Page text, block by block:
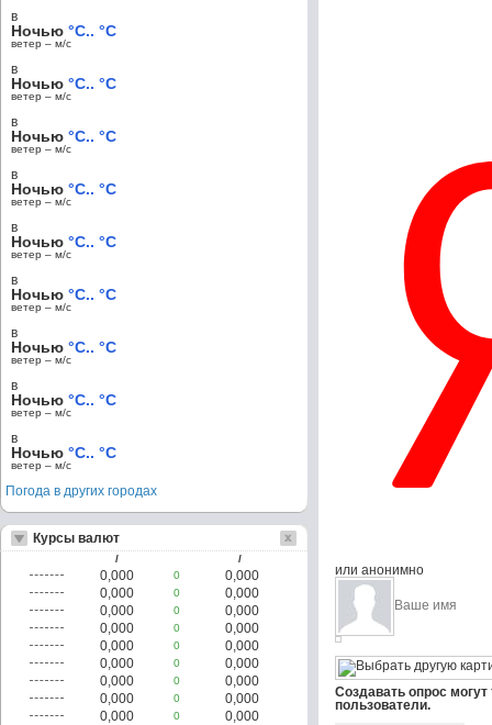
или анонимно
Создавать опрос
пользователи.
в
Ночью °C.. °C
ветер – м/c
в
Ночью °C.. °C
ветер – м/c
в
Ночью °C.. °C
ветер – м/c
в
Ночью °C.. °C
ветер – м/c
в
Ночью °C.. °C
ветер – м/c
в
Ночью °C.. °C
ветер – м/c
в
Ночью °C.. °C
ветер – м/c
в
Ночью °C.. °C
ветер – м/c
в
Ночью °C.. °C
ветер – м/c
Погода в других городах
Курсы валют
/ /
0,000 0
0,000
0,000
0
0,000
0,000
0
0,000
0,000
0
0,000
0,000
0
0,000
0,000
0
0,000
0,000
0
0,000
0,000
0
0,000
0,000
0
0,000